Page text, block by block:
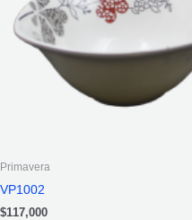
Primavera
VP1002
$117,000